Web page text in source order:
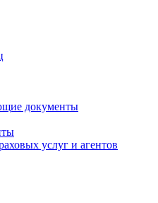
документы
услуг и агентов